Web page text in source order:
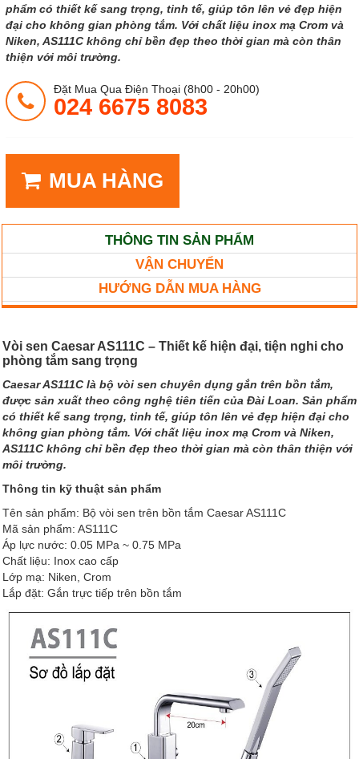
phẩm có thiết kế sang trọng, tinh tế, giúp tôn lên vẻ đẹp hiện
đại cho không gian phòng tắm. Với chất liệu inox mạ Crom và
Niken, AS111C không chỉ bền đẹp theo thời gian mà còn thân
thiện với môi trường.
Đặt Mua Qua Điện Thoại (8h00 - 20h00)
024 6675 8083
MUA HÀNG
THÔNG TIN SẢN PHẨM
VẬN CHUYỂN
HƯỚNG DẪN MUA HÀNG
Vòi sen Caesar AS111C – Thiết kế hiện đại, tiện nghi cho
phòng tắm sang trọng
Caesar AS111C là bộ vòi sen chuyên dụng gắn trên bồn tắm,
được sản xuất theo công nghệ tiên tiến của Đài Loan. Sản phẩm
có thiết kế sang trọng, tinh tế, giúp tôn lên vẻ đẹp hiện đại cho
không gian phòng tắm. Với chất liệu inox mạ Crom và Niken,
AS111C không chỉ bền đẹp theo thời gian mà còn thân thiện với
môi trường.
Thông tin kỹ thuật sản phẩm
Tên sản phẩm: Bộ vòi sen trên bồn tắm Caesar AS111C
Mã sản phẩm: AS111C
Áp lực nước: 0.05 MPa ~ 0.75 MPa
Chất liệu: Inox cao cấp
Lớp mạ: Niken, Crom
Lắp đặt: Gắn trực tiếp trên bồn tắm